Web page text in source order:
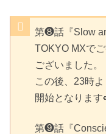
第❽話『Slow
TOKYO MXで
ございました。
この後、23時
開始となります
第❾話『